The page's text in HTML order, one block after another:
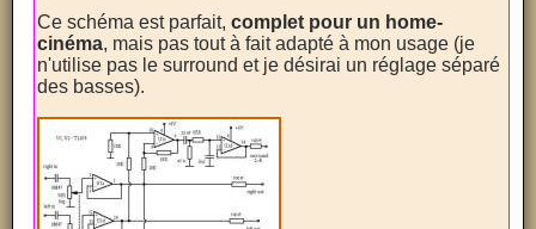
Ce schéma est parfait,complet pour un home-
cinéma, mais pas tout à fait adapté à mon usage (je
n'utilise pas le surround et je désirai un réglage séparé
des basses).